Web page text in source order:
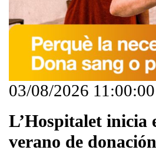
03/08/2026 11:00:00
L’Hospitalet inicia
verano de